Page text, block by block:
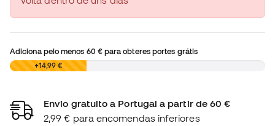
Adiciona pelo menos 60 €para obteres portes grátis
0,00 € +14,99 €
Envio gratuito a Portugal a partir de 60 €
2,99 € para encomendas inferiores